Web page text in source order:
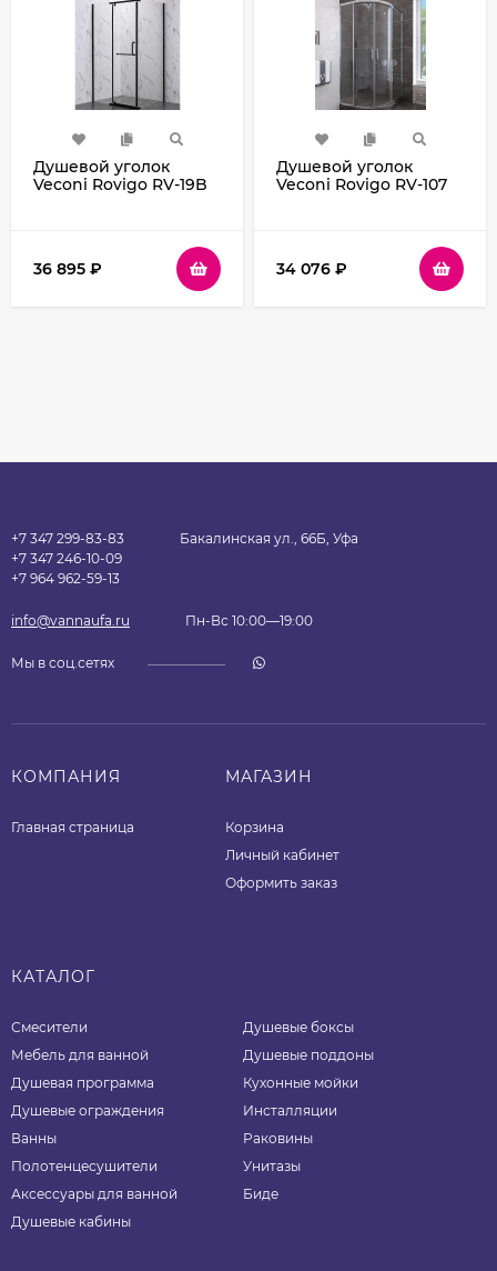
Душевой уголок
Veconi Rovigo RV-19B
36 895 ₽
Душевой уголок
Veconi Rovigo RV-107
34 076 ₽
+7 347 299-83-83
+7 347 246-10-09
+7 964 962-59-13
Бакалинская ул., 66Б, Уфа
info@vannaufa.ru Пн-Вс 10:00—19:00
Мы в соц.сетях
КОМПАНИЯ
Главная страница
МАГАЗИН
Корзина
Личный кабинет
Оформить заказ
КАТАЛОГ
Смесители
Мебель для ванной
Душевая программа
Душевые ограждения
Ванны
Полотенцесушители
Аксессуары для ванной
Душевые кабины
Душевые боксы
Душевые поддоны
Кухонные мойки
Инсталляции
Раковины
Унитазы
Биде